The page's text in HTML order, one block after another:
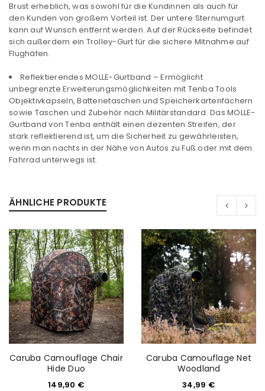
ANMELDEN
Passwort*
PASSWORT VERGESSEN?
REGISTRIEREN
E-Mail-Adresse*
Ein Link zum Erstellen eines neuen Passworts wird an
deine E-Mail-Adresse gesendet.
Brust erheblich, was sowohl für die Kundinnen als auch für
den Kunden von großem Vorteil ist. Der untere Sternumgurt
kann auf Wunsch entfernt werden. Auf der Rückseite befindet
sich außerdem ein Trolley-Gurt für die sichere Mitnahme auf
Flughäfen.
Reflektierendes MOLLE-Gurtband – Ermöglicht
unbegrenzte Erweiterungsmöglichkeiten mit Tenba Tools
Objektivkapseln, Batterietaschen und Speicherkartenfächern
sowie Taschen und Zubehör nach Militärstandard. Das MOLLE-
Gurtband von Tenba enthält einen dezenten Streifen, der
stark reflektierend ist, um die Sicherheit zu gewährleisten,
wenn man nachts in der Nähe von Autos zu Fuß oder mit dem
Fahrrad unterwegs ist.
ÄHNLICHE PRODUKTE
Caruba Camouflage Chair
Hide Duo
149,90 €
Caruba Camouflage Net
Woodland
34,99 €